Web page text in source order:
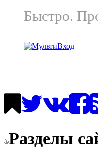
Быстро.
Разделы